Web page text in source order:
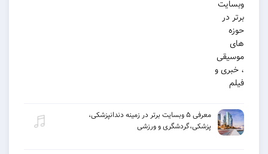
معرفی ۵ وبسایت برتر در زمینه دندانپزشکی،
پزشکی،گردشگری و ورزشی